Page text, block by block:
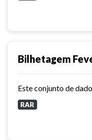
Bilhetagem
RAR